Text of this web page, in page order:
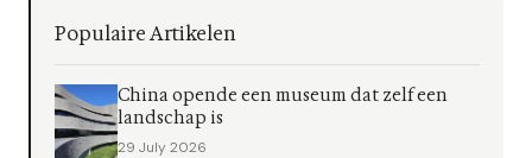
Populaire Artikelen
China opende een museum dat zelf een
landschap is
29 July 2026